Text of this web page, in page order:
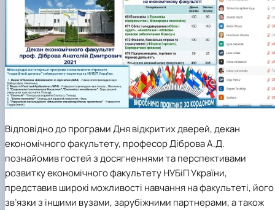
Відповідно до програми Дня відкритих дверей, декан
економічного факультету, професор Діброва А.Д.
познайомив гостей з досягненнями та перспективами
розвитку економічного факультету НУБіП України,
представив широкі можливості навчання на факультеті, його
зв’язки з іншими вузами, зарубіжними партнерами, а також